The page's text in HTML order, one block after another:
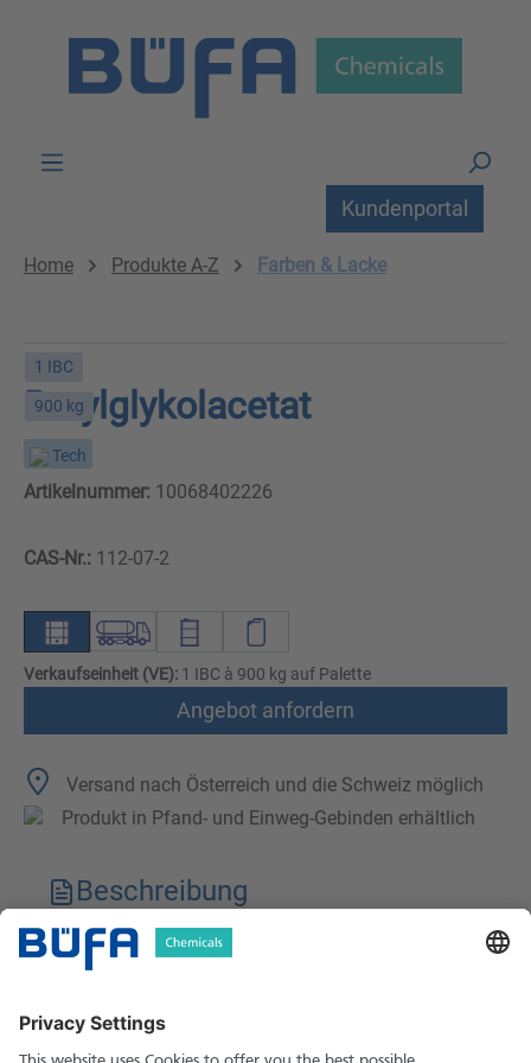
Kundenportal
Home Produkte A-Z Farben & Lacke
1 IBC
900 kg
Butylglykolacetat
Tech
Artikelnummer: 10068402226
CAS-Nr.: 112-07-2
Verkaufseinheit (VE): 1 IBC à 900 kg auf Palette
Angebot anfordern
Versand nach Österreich und die Schweiz möglich
Produkt in Pfand- und Einweg-Gebinden erhältlich
Beschreibung
Technische Merkmale
Sicherheitshinweise